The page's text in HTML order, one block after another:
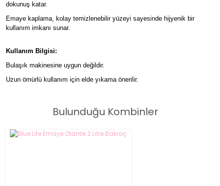
dokunuş katar.
Emaye kaplama, kolay temizlenebilir yüzeyi sayesinde hijyenik bir
kullanım imkanı sunar.
Kullanım Bilgisi:
Bulaşık makinesine uygun değildir.
Uzun ömürlü kullanım için elde yıkama önerilir.
Bulunduğu Kombinler